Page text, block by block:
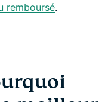
remboursé.